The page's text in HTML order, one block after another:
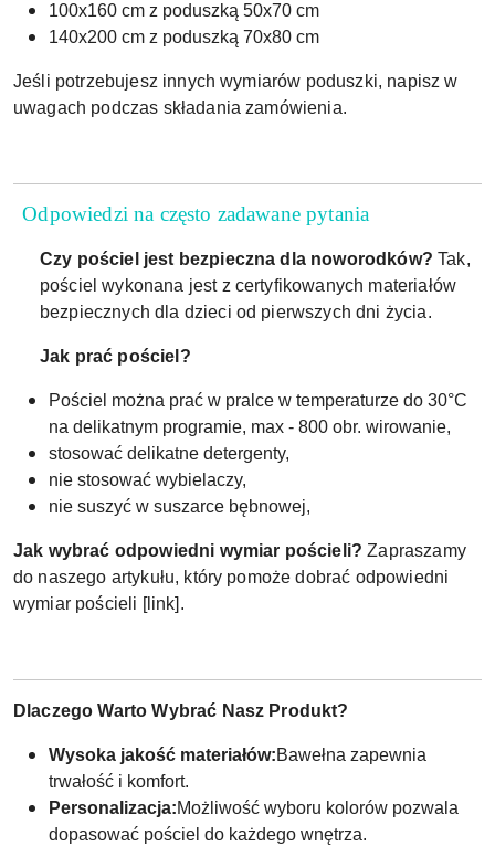
100x160 cm z poduszką 50x70 cm
140x200 cm z poduszką 70x80 cm
Jeśli potrzebujesz innych wymiarów poduszki, napisz w
uwagach podczas składania zamówienia.
Odpowiedzi na często zadawane pytania
Czy pościel jest bezpieczna dla noworodków?Tak,
pościel wykonana jest z certyfikowanych materiałów
bezpiecznych dla dzieci od pierwszych dni życia.
Jak prać pościel?
Pościel można prać w pralce w temperaturze do 30°C
na delikatnym programie, max - 800 obr. wirowanie,
stosować delikatne detergenty,
nie stosować wybielaczy,
nie suszyć w suszarce bębnowej,
Jak wybrać odpowiedni wymiar pościeli?Zapraszamy
do naszego artykułu, który pomoże dobrać odpowiedni
wymiar pościeli [link].
Dlaczego Warto Wybrać Nasz Produkt?
Wysoka jakość materiałów:Bawełna zapewnia
trwałość i komfort.
Personalizacja:Możliwość wyboru kolorów pozwala
dopasować pościel do każdego wnętrza.